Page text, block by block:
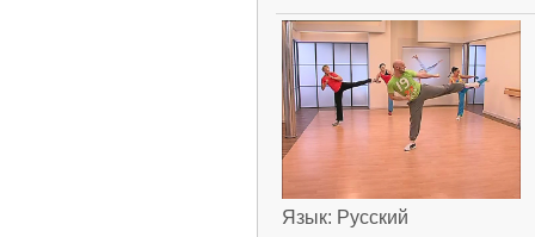
Язык: Русский